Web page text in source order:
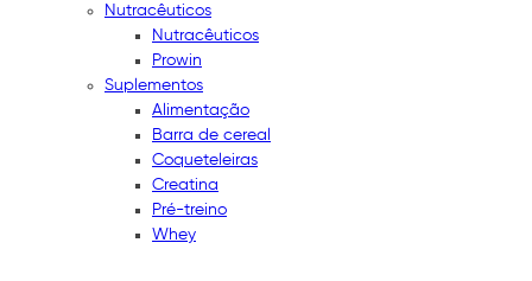
Nutracêuticos
Nutracêuticos
Prowin
Suplementos
Alimentação
Barra de cereal
Coqueteleiras
Creatina
Pré-treino
Whey